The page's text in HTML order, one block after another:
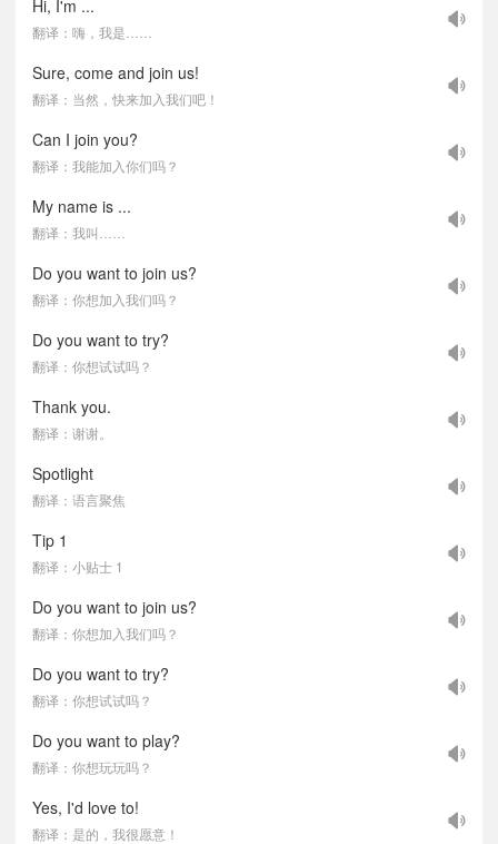
Hi, I'm ...
翻译：嗨，我是……
Sure, come and join us!
翻译：当然，快来加入我们吧！
Can I join you?
翻译：我能加入你们吗？
My name is ...
翻译：我叫……
Do you want to join us?
翻译：你想加入我们吗？
Do you want to try?
翻译：你想试试吗？
Thank you.
翻译：谢谢。
Spotlight
翻译：语言聚焦
Tip 1
翻译：小贴士 1
Do you want to join us?
翻译：你想加入我们吗？
Do you want to try?
翻译：你想试试吗？
Do you want to play?
翻译：你想玩玩吗？
Yes, I'd love to!
翻译：是的，我很愿意！